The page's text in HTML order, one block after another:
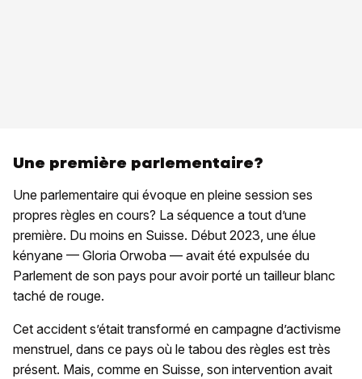
Une première parlementaire?
Une parlementaire qui évoque en pleine session ses
propres règles en cours? La séquence a tout d’une
première. Du moins en Suisse. Début 2023, une élue
kényane — Gloria Orwoba — avait été expulsée du
Parlement de son pays pour avoir porté un tailleur blanc
taché de rouge.
Cet accident s’était transformé en campagne d’activisme
menstruel, dans ce pays où le tabou des règles est très
présent. Mais, comme en Suisse, son intervention avait